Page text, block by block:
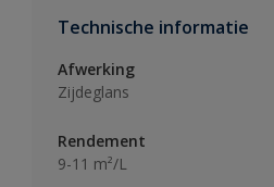
Technische informatie
Afwerking
Zijdeglans
Rendement
9-11 m²/L